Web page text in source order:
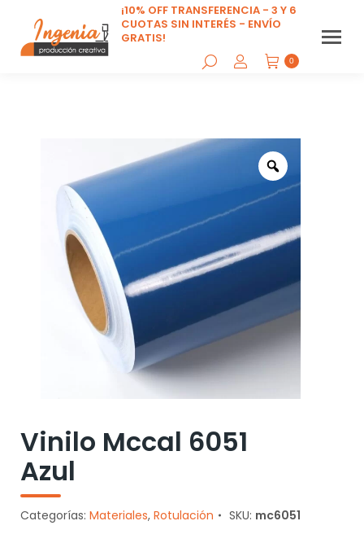
¡10% OFF TRANSFERENCIA - 3 Y 6
CUOTAS SIN INTERÉS - ENVÍO
GRATIS!
0
Vinilo Mccal 6051
Azul
Categorías: Materiales, Rotulación SKU: mc6051